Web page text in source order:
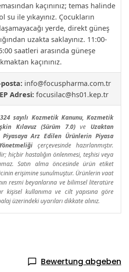
kaçınınız; temas halinde
su ile yıkayınız. Çocukların
yerde, direkt güneş
uzakta saklayınız. 11:00-
saatleri arasında güneşe
kaçınınız.
posta: info@focuspharma.com.tr
Adresi: focusilac@hs01.kep.tr
sayılı Kozmetik Kanunu, Kozmetik
Kılavuz (Sürüm 7.0)ve Uzaktan
Arz Edilen Ürünlerin Piyasa
çerçevesinde hazırlanmıştır.
hiçbir hastalığın önlenmesi, teşhisi veya
Satın alma öncesinde ürün etiket
erişimine sunulmuştur. Ürünlerin vaat
resmi beyanlarına ve bilimsel literatüre
kişisel kullanıma ve cilt yapısına göre
üzerindeki uyarıları dikkate alınız.
Bewertung abgeben